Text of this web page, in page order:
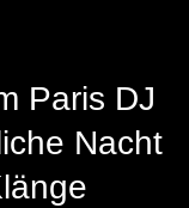
FESTIVAL
Paris DJ
Nacht